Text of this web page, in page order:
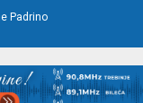
Padrino